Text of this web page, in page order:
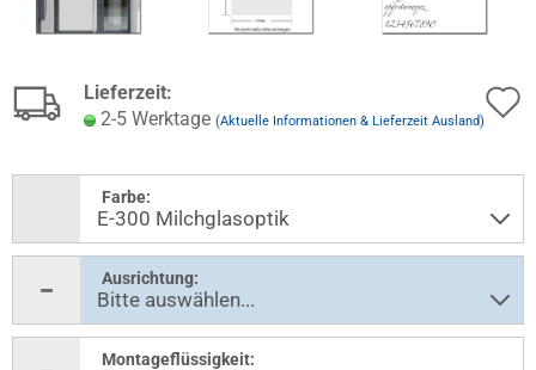
Lieferzeit:
2-5 Werktage (Aktuelle Informationen & Lieferzeit Ausland)
Farbe:
Ausrichtung:
Montageflüssigkeit: